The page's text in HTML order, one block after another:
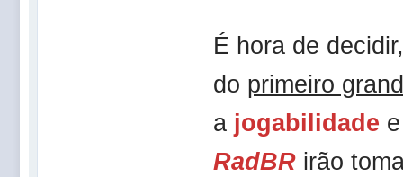
É hora de
do primeiro
a jogabilidade
RadBR irão